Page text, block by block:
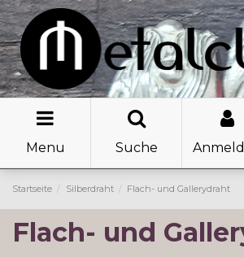
Menu Suche
Startseite Silberdraht Flach- und Gallerydraht
Flach- und